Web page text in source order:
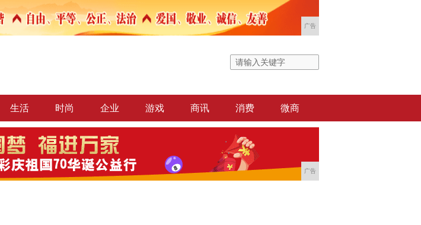
广告
生活 时尚 企业 游戏 商讯 消费 微商
广告